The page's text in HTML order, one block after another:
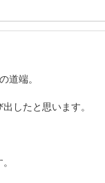
道端。
したと思います。